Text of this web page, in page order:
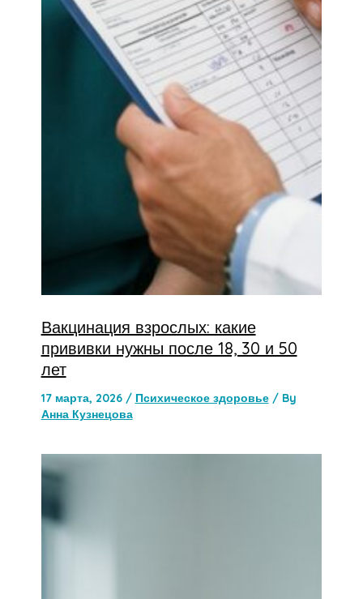
Вакцинация взрослых: какие
прививки нужны после 18, 30 и 50
лет
17 марта, 2026 / Психическое здоровье/ By
Анна Кузнецова